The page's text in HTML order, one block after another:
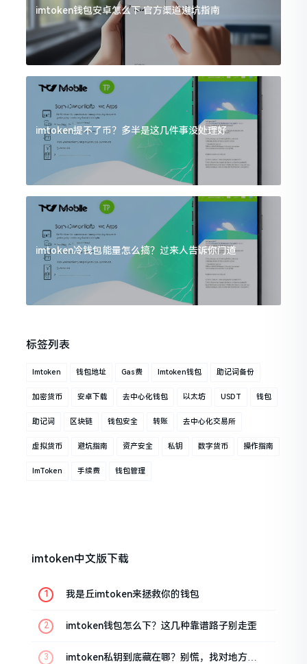
imtoken钱包安卓怎么下 官方渠道避坑指南
imtoken提不了币？多半是这几件事没处理好
imtoken冷钱包能量怎么搞？过来人告诉你门道
标签列表
Imtoken 钱包地址 Gas费 Imtoken钱包 助记词备份
加密货币 安卓下载 去中心化钱包 以太坊 USDT 钱包
助记词 区块链 钱包安全 转账 去中心化交易所
虚拟货币 避坑指南 资产安全 私钥 数字货币 操作指南
ImToken 手续费 钱包管理
imtoken中文版下载
我是丘imtoken来拯救你的钱包
imtoken钱包怎么下？这几种靠谱路子别走歪
imtoken私钥到底藏在哪？别慌，找对地方才